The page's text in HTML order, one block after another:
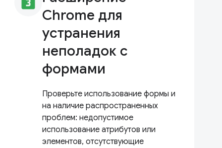
Chrome для
устранения
неполадок с
формами
Проверьте использование формы и
на наличие распространенных
проблем: недопустимое
использование атрибутов или
элементов, отсутствующие